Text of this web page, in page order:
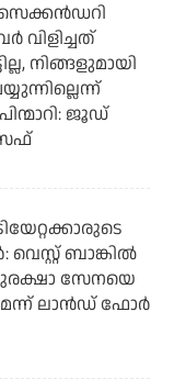
വിളിച്ചത്
നിങ്ങളുമായി
ജൂഡ്
ബാങ്കില്‍
സേനയെ
ലാന്‍ഡ് ഫോര്‍